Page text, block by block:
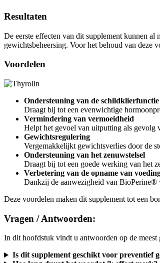
Resultaten
De eerste effecten van dit supplement kunnen
gewichtsbeheersing. Voor het behoud van deze
Voordelen
Ondersteuning van de schildklierfunctie
Draagt bij tot een evenwichtige
Vermindering van vermoeidheid
Helpt het gevoel van uitputting als gevolg
Gewichtsregulering
Vergemakkelijkt gewichtsverlies door de
Ondersteuning van het zenuwstelsel
Draagt bij tot een goede werking van het
Verbetering van de opname van
Dankzij de aanwezigheid van BioPerine®
Deze voordelen maken dit supplement tot een
Vragen / Antwoorden:
In dit hoofdstuk vindt u antwoorden op de meest
Is dit supplement geschikt voor preventief